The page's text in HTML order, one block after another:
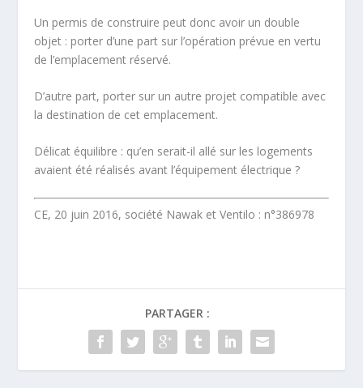
Un permis de construire peut donc avoir un double
objet : porter d’une part sur l’opération prévue en vertu
de l’emplacement réservé.
D’autre part, porter sur un autre projet compatible avec
la destination de cet emplacement.
Délicat équilibre : qu’en serait-il allé sur les logements
avaient été réalisés avant l’équipement électrique ?
CE, 20 juin 2016, société Nawak et Ventilo : n°386978
PARTAGER :